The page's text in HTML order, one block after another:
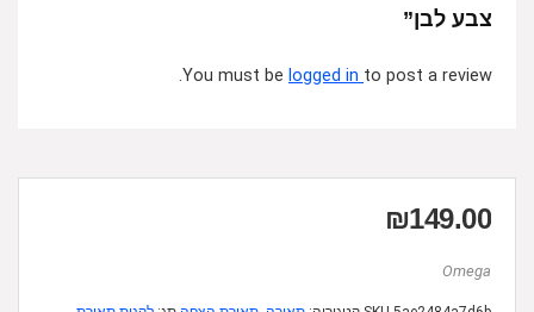
צבע לבן”
You must be logged in to post a review.
₪149.00
Omega